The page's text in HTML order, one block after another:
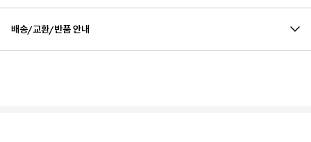
배송/교환/반품 안내